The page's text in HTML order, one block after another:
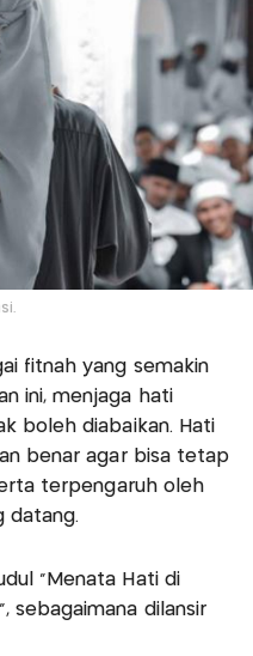
fitnah yang semakin
ini, menjaga hati
boleh diabaikan. Hati
benar agar bisa tetap
terpengaruh oleh
datang.
“Menata Hati di
sebagaimana dilansir